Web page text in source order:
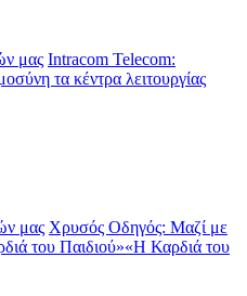
μας Intracom Telecom:
τα κέντρα λειτουργίας
μας Χρυσός Οδηγός: Μαζί με
του Παιδιού»«Η Καρδιά του